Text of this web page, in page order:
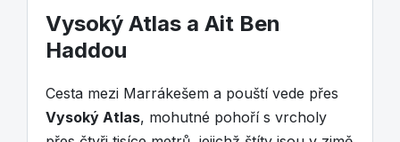
Vysoký Atlas a Ait Ben
Haddou
Cesta mezi Marrákešem a pouští vede přes
Vysoký Atlas, mohutné pohoří s vrcholy